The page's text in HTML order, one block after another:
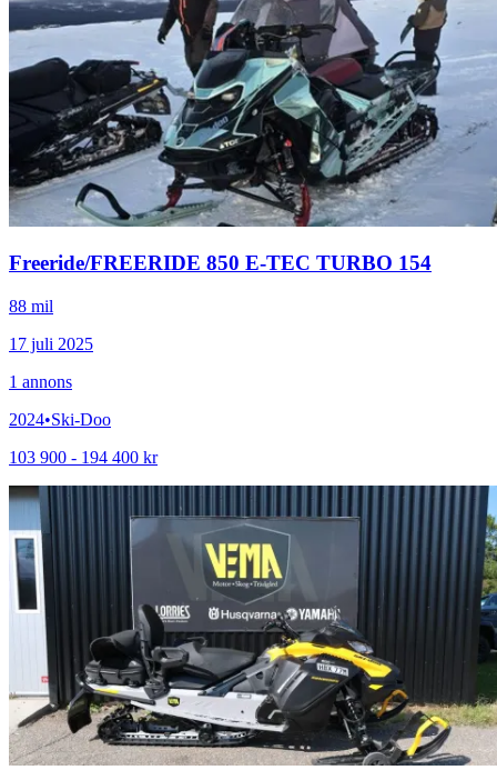
Freeride/FREERIDE 850 E-TEC TURBO 154
88 mil
17 juli 2025
1 annons
2024•Ski-Doo
103 900 - 194 400 kr